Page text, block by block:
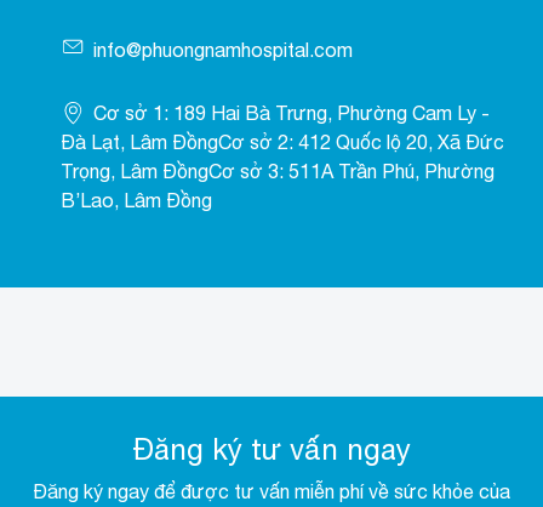
info@phuongnamhospital.com
Cơ sở 1: 189 Hai Bà Trưng, Phường Cam Ly -
Đà Lạt, Lâm ĐồngCơ sở 2: 412 Quốc lộ 20, Xã Đức
Trọng, Lâm ĐồngCơ sở 3: 511A Trần Phú, Phường
B’Lao, Lâm Đồng
Đăng ký tư vấn ngay
Đăng ký ngay để được tư vấn miễn phí về sức khỏe của